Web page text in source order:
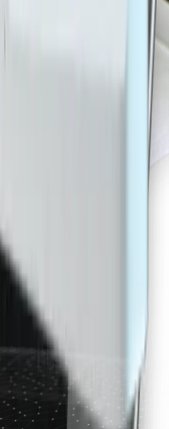
Series